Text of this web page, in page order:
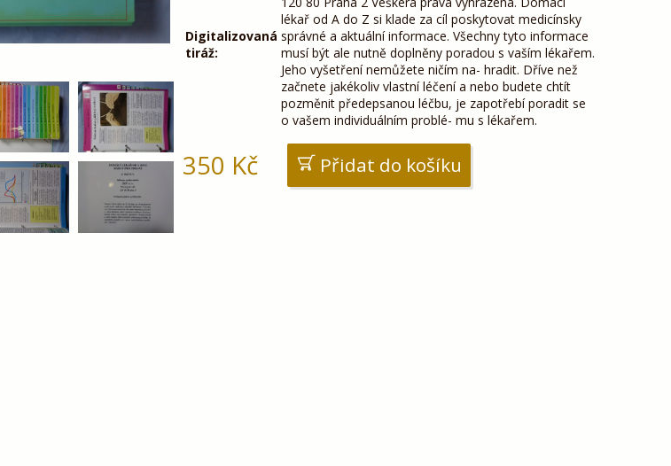
Digitalizovaná
tiráž:
lékař od A do Z si klade za cíl poskytovat medicínsky
správné a aktuální informace. Všechny tyto informace
musí být ale nutně doplněny poradou s vaším lékařem.
Jeho vyšetření nemůžete ničím na- hradit. Dříve než
začnete jakékoliv vlastní léčení a nebo budete chtít
pozměnit předepsanou léčbu, je zapotřebí poradit se
o vašem individuálním problé- mu s lékařem.
350 Kč Přidat do košíku